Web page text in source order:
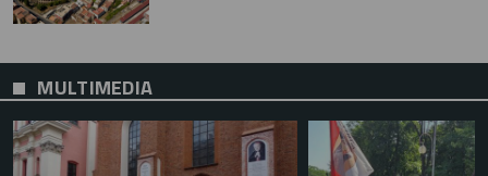
MULTIMEDIA